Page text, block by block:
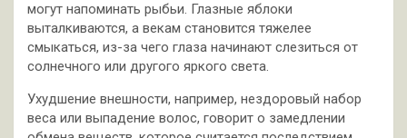
могут напоминать рыбьи. Глазные яблоки
выталкиваются, а векам становится тяжелее
смыкаться, из-за чего глаза начинают слезиться от
солнечного или другого яркого света.
Ухудшение внешности, например, нездоровый набор
веса или выпадение волос, говорит о замедлении